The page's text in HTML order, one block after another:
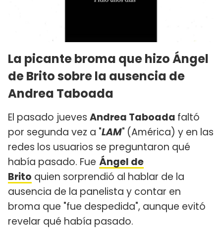
La picante broma que hizo Ángel
de Brito sobre la ausencia de
Andrea Taboada
El pasado jueves Andrea Taboada faltó
por segunda vez a "LAM" (América) y en las
redes los usuarios se preguntaron qué
había pasado. Fue Ángel de
Brito quien sorprendió al hablar de la
ausencia de la panelista y contar en
broma que "fue despedida", aunque evitó
revelar qué había pasado.